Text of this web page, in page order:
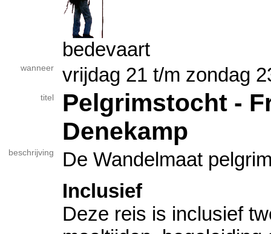
bedevaart
wanneer vrijdag 21 t/m zondag
titel
Pelgrimstocht -
Denekamp
beschrijving
De Wandelmaat
Inclusief
Deze reis is inclusief